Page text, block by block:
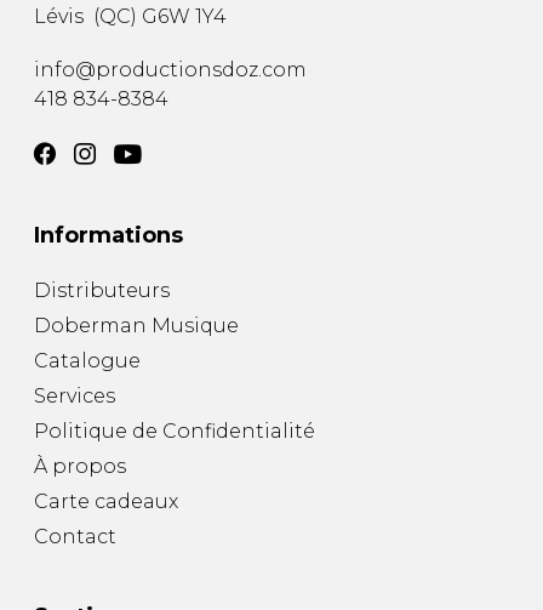
Lévis (QC) G6W 1Y4
info@productionsdoz.com
418 834-8384
Informations
Distributeurs
Doberman Musique
Catalogue
Services
Politique de Confidentialité
À propos
Carte cadeaux
Contact